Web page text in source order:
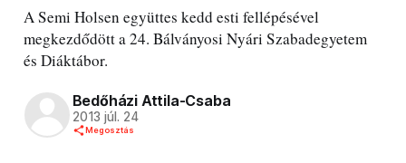
A Semi Holsen együttes kedd esti fellépésével
megkezdődött a 24. Bálványosi Nyári Szabadegyetem
és Diáktábor.
Bedőházi Attila-Csaba
2013 júl. 24
Megosztás